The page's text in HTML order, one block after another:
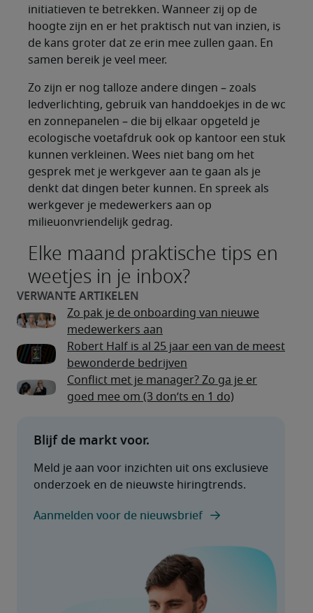
initiatieven te betrekken. Wanneer zij op de
hoogte zijn en er het praktisch nut van inzien, is
de kans groter dat ze erin mee zullen gaan. En
samen bereik je veel meer.
Zo zijn er nog talloze andere dingen – zoals
ledverlichting, gebruik van handdoekjes in de wc
en zonnepanelen – die bij elkaar opgeteld je
ecologische voetafdruk ook op kantoor een stuk
kunnen verkleinen. Wees niet bang om het
gesprek met je werkgever aan te gaan als je
denkt dat dingen beter kunnen. En spreek als
werkgever je medewerkers aan op
milieuonvriendelijk gedrag.
Elke maand praktische tips en
weetjes in je inbox?
Zo pak je de onboarding van nieuwe
medewerkers aan
Robert Half is al 25 jaar een van de meest
bewonderde bedrijven
Conflict met je manager? Zo ga je er
goed mee om (3 don’ts en 1 do)